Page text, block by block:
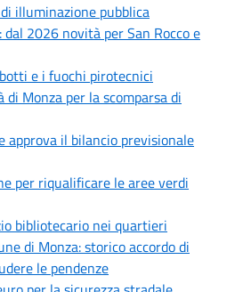
illuminazione pubblica
2026 novità per San Rocco e
e i fuochi pirotecnici
Monza per la scomparsa di
approva il bilancio previsionale
per riqualificare le aree verdi
bibliotecario nei quartieri
di Monza: storico accordo di
le pendenze